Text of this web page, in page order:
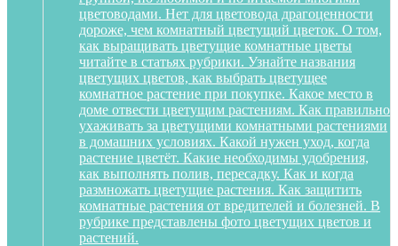
цветоводами. Нет для цветовода драгоценности
дороже, чем комнатный цветущий цветок. О том,
как выращивать цветущие комнатные цветы
читайте в статьях рубрики. Узнайте названия
цветущих цветов, как выбрать цветущее
комнатное растение при покупке. Какое место в
доме отвести цветущим растениям. Как правильно
ухаживать за цветущими комнатными растениями
в домашних условиях. Какой нужен уход, когда
растение цветёт. Какие необходимы удобрения,
как выполнять полив, пересадку. Как и когда
размножать цветущие растения. Как защитить
комнатные растения от вредителей и болезней. В
рубрике представлены фото цветущих цветов и
растений.